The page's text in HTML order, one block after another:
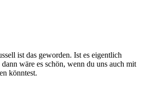
ist das geworden. Ist es eigentlich
wäre es schön, wenn du uns auch mit
könntest.